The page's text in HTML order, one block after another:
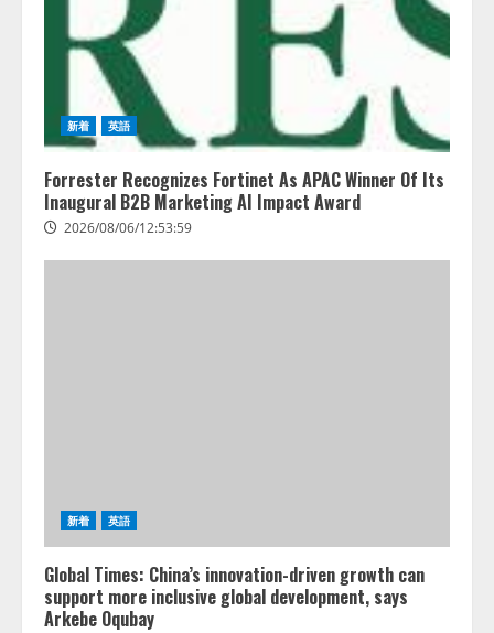
11:53:44
新着 英語
Forrester Recognizes Fortinet As APAC Winner Of Its
Inaugural B2B Marketing AI Impact Award
2026/08/06/12:53:59
新着 英語
Global Times: China’s innovation-driven growth can
support more inclusive global development, says
Arkebe Oqubay